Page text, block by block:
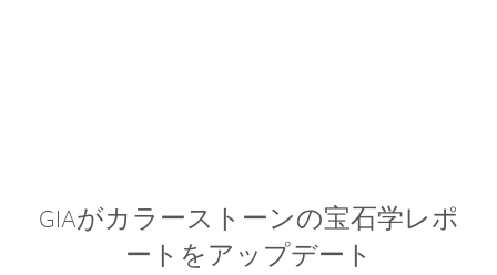
GIAがカラーストーンの宝石学レポ
ートをアップデート